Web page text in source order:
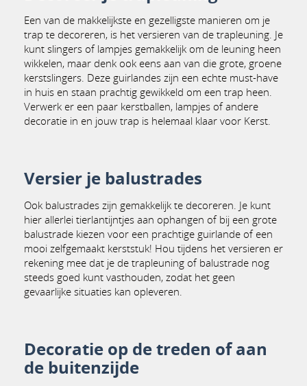
Een van de makkelijkste en gezelligste manieren om je
trap te decoreren, is het versieren van de trapleuning. Je
kunt slingers of lampjes gemakkelijk om de leuning heen
wikkelen, maar denk ook eens aan van die grote, groene
kerstslingers. Deze guirlandes zijn een echte must-have
in huis en staan prachtig gewikkeld om een trap heen.
Verwerk er een paar kerstballen, lampjes of andere
decoratie in en jouw trap is helemaal klaar voor Kerst.
Versier je balustrades
Ook balustrades zijn gemakkelijk te decoreren. Je kunt
hier allerlei tierlantijntjes aan ophangen of bij een grote
balustrade kiezen voor een prachtige guirlande of een
mooi zelfgemaakt kerststuk! Hou tijdens het versieren er
rekening mee dat je de trapleuning of balustrade nog
steeds goed kunt vasthouden, zodat het geen
gevaarlijke situaties kan opleveren.
Decoratie op de treden of aan
de buitenzijde